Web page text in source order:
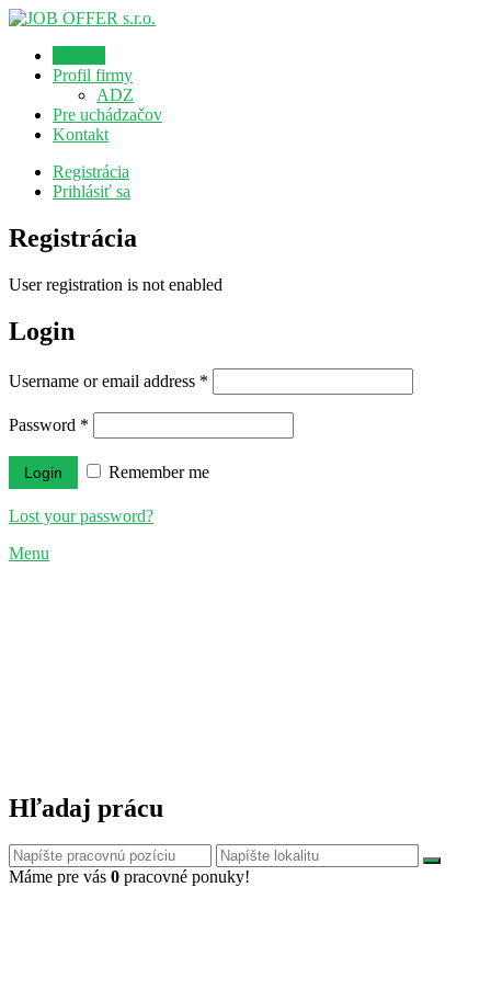
Profil firmy
ADZ
Pre uchádzačov
Kontakt
Registrácia
Prihlásiť sa
Registrácia
User registration is not enabled
Login
Username or email address *
Password *
Remember me
Lost your password?
Menu
Hľadaj prácu
Máme pre vás 0 pracovné ponuky!